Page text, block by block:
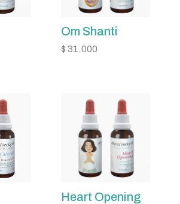
Om Shanti
$ 31.000
Heart Opening